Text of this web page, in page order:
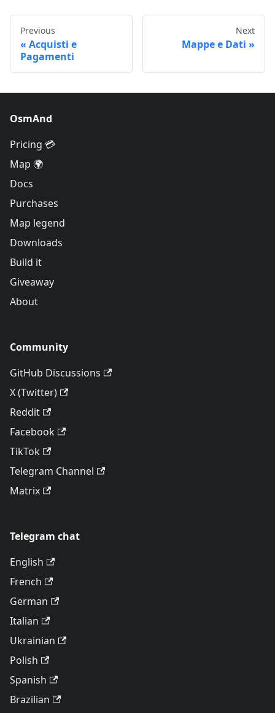
Previous
Acquisti e
Pagamenti
Next
Mappe e Dati
OsmAnd
Pricing 💳
Map 🌍
Docs
Purchases
Map legend
Downloads
Build it
Giveaway
About
Community
GitHub Discussions
X (Twitter)
Reddit
Facebook
TikTok
Telegram Channel
Matrix
Telegram chat
English
French
German
Italian
Ukrainian
Polish
Spanish
Brazilian